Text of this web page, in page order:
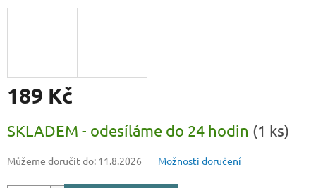
189 Kč
cena:
SKLADEM - odesíláme do 24 hodin (1 ks)
Můžeme doručit do: 11.8.2026 Možnosti doručení